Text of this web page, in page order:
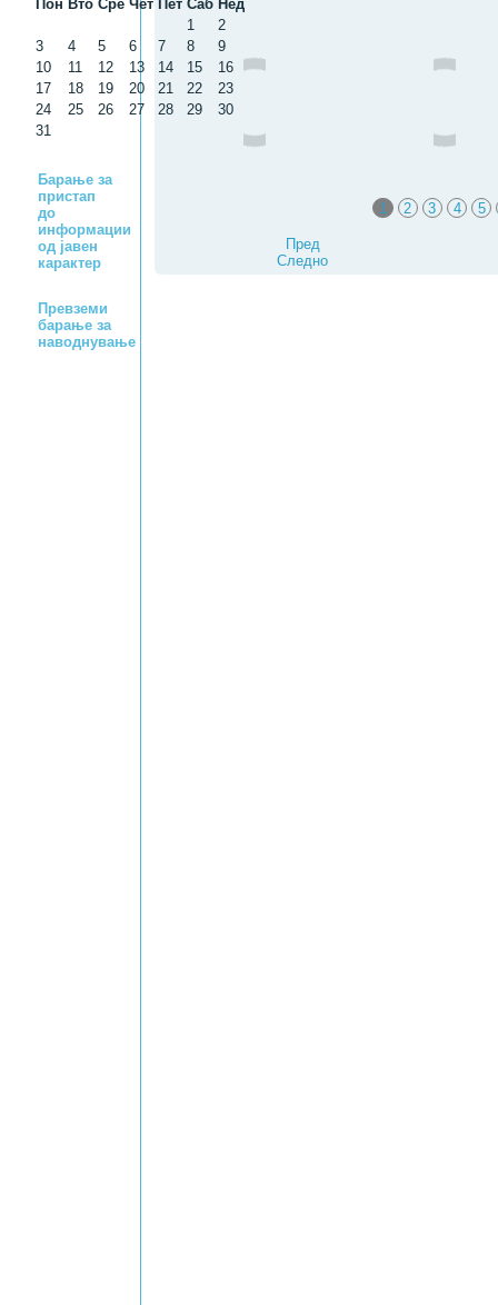
Пон Вто Сре Чет Пет Саб Нед
1
2
3
4 5 6 7 8
9
10
11 12 13 14 15
16
17
18 19 20 21 22
23
24
25 26 27 28 29
30
31
Барање за
пристап
до
информации
од јавен
карактер
Превземи
барање за
наводнување
1 2 3 4 5
Пред
Следно